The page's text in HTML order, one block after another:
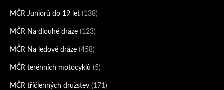
MČR Juniorů do 19 let (138)
MČR Na dlouhé dráze (123)
MČR Na ledové dráze (458)
MČR terénních motocyklů (5)
MČR tříčlenných družstev (171)